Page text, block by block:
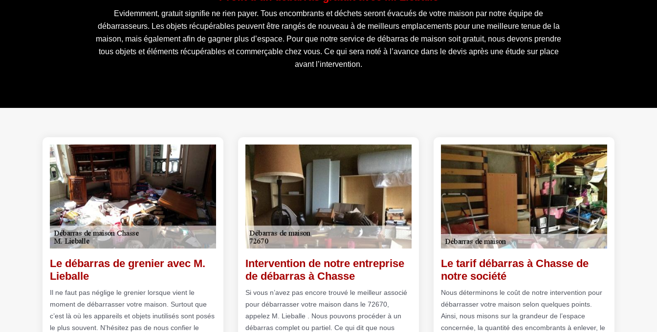
Evidemment, gratuit signifie ne rien payer. Tous encombrants et déchets seront évacués de votre maison par notre équipe de
débarrasseurs. Les objets récupérables peuvent être rangés de nouveau à de meilleurs emplacements pour une meilleure tenue de la
maison, mais également afin de gagner plus d’espace. Pour que notre service de débarras de maison soit gratuit, nous devons prendre
tous objets et éléments récupérables et commerçable chez vous. Ce qui sera noté à l’avance dans le devis après une étude sur place
avant l’intervention.
Le débarras de grenier avec M.
Lieballe
Il ne faut pas néglige le grenier lorsque vient le
moment de débarrasser votre maison. Surtout que
c’est là où les appareils et objets inutilisés sont posés
le plus souvent. N’hésitez pas de nous confier le
Intervention de notre entreprise
de débarras à Chasse
Si vous n’avez pas encore trouvé le meilleur associé
pour débarrasser votre maison dans le 72670,
appelez M. Lieballe . Nous pouvons procéder à un
débarras complet ou partiel. Ce qui dit que nous
Le tarif débarras à Chasse de
notre société
Nous déterminons le coût de notre intervention pour
débarrasser votre maison selon quelques points.
Ainsi, nous misons sur la grandeur de l’espace
concernée, la quantité des encombrants à enlever, le